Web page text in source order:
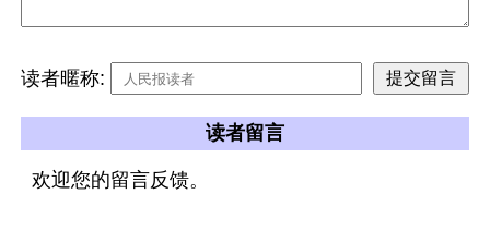
读者暱称:
读者留言
欢迎您的留言反馈。